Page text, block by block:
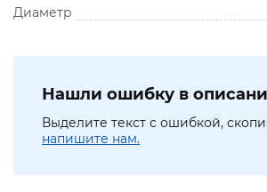
Диаметр
Нашли ошибку в
Выделите текст с ошибкой,
напишите нам.